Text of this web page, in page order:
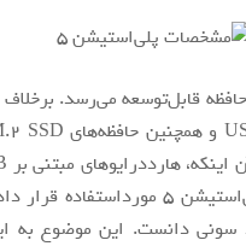
قابل‌توسعه می‌رسد.
4 بر روی پلی‌استیشن 5